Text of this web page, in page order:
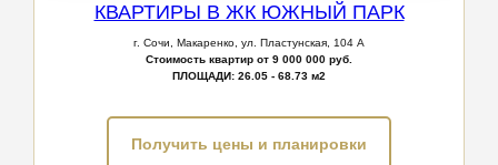
КВАРТИРЫ В ЖК ЮЖНЫЙ ПАРК
г. Сочи, Макаренко, ул. Пластунская, 104 А
Стоимость квартир от 9 000 000 руб.
ПЛОЩАДИ: 26.05 - 68.73 м2
Получить цены и планировки